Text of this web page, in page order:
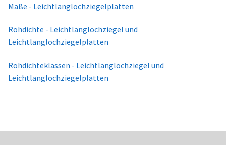
Maße - Leichtlanglochziegelplatten
Rohdichte - Leichtlanglochziegel und
Leichtlanglochziegelplatten
Rohdichteklassen - Leichtlanglochziegel und
Leichtlanglochziegelplatten